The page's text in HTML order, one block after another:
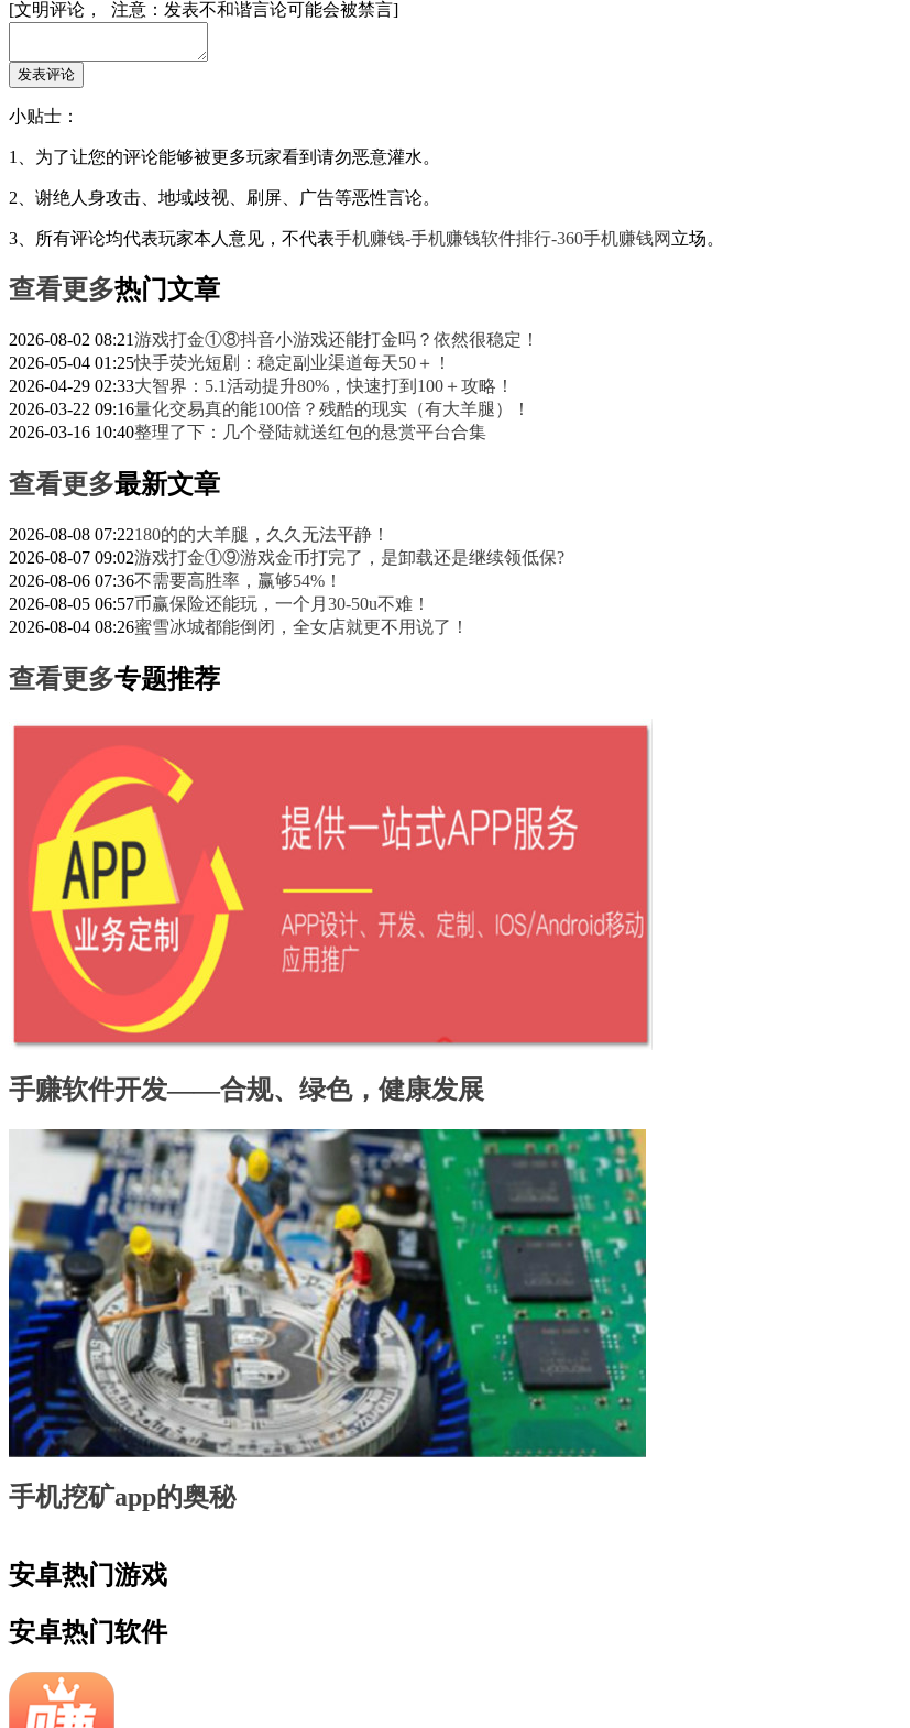
[文明评论， 注意：发表不和谐言论可能会被禁言]
小贴士：
1、为了让您的评论能够被更多玩家看到请勿恶意灌水。
2、谢绝人身攻击、地域歧视、刷屏、广告等恶性言论。
3、所有评论均代表玩家本人意见，不代表手机赚钱-手机赚钱软件排行-360手机赚钱网 立场。
查看更多热门文章
2026-08-02 08:21游戏打金①⑧抖音小游戏还能打金吗？依然很稳定！
2026-05-04 01:25快手荧光短剧：稳定副业渠道每天50＋！
2026-04-29 02:33大智界：5.1活动提升80%，快速打到100＋攻略！
2026-03-22 09:16量化交易真的能100倍？残酷的现实（有大羊腿）！
2026-03-16 10:40整理了下：几个登陆就送红包的悬赏平台合集
查看更多最新文章
2026-08-08 07:22180的的大羊腿，久久无法平静！
2026-08-07 09:02游戏打金①⑨游戏金币打完了，是卸载还是继续领低保?
2026-08-06 07:36不需要高胜率，赢够54%！
2026-08-05 06:57币赢保险还能玩，一个月30-50u不难！
2026-08-04 08:26蜜雪冰城都能倒闭，全女店就更不用说了！
查看更多专题推荐
手赚软件开发——合规、绿色，健康发展
手机挖矿app的奥秘
安卓热门游戏
安卓热门软件